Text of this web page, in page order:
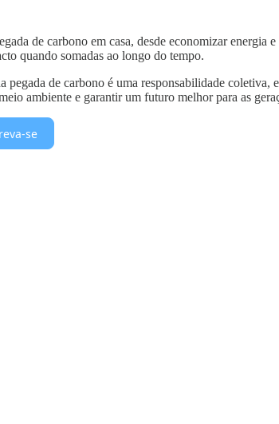
de carbono em casa, desde economizar
quando somadas ao longo do tempo.
de carbono é uma responsabilidade
ambiente e garantir um futuro melhor para as
se